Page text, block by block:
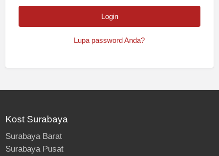
Lupa password Anda?
Kost Surabaya
Surabaya Barat
Surabaya Pusat